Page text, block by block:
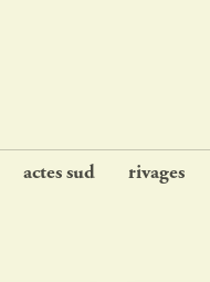
actes sud rivages